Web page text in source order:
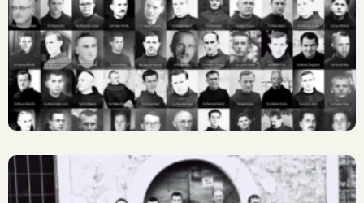
In Odium Fidei – Iz Mržnje
Prema Vjeri